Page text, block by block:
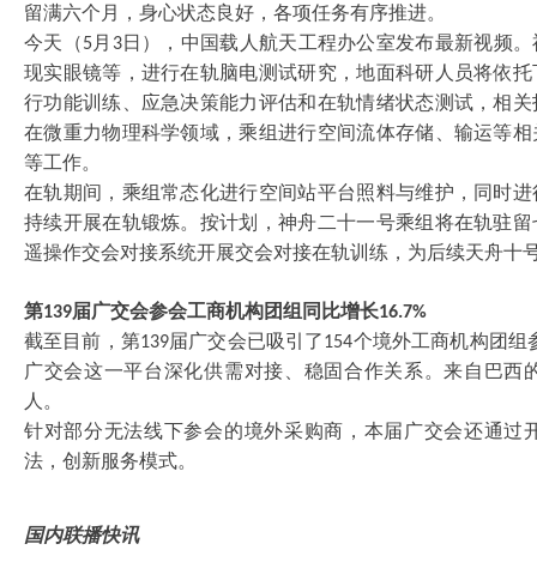
留满六个月，身心状态良好，各项任务有序推进。
今天（5月 3日），中国载人航天工程办公室发布最新视频
现实眼镜等，进行在轨脑电测试研究，地面科研人员将依
行功能训练、应急决策能力评估和在轨情绪状态测试，相
在微重力物理科学领域，乘组进行空间流体存储、输运等
等工作。
在轨期间，乘组常态化进行空间站平台照料与维护，同时
持续开展在轨锻炼。按计划，神舟二十一号乘组将在轨驻
遥操作交会对接系统开展交会对接在轨训练，为后续天舟十
第139届广交会参会工商机构团组同比增长16.7%
截至目前，第139届广交会已吸引了154个境外工商机构团组
广交会这一平台深化供需对接、稳固合作关系。来自巴
人。
针对部分无法线下参会的境外采购商，本届广交会还通过
法，创新服务模式。
国内联播快讯